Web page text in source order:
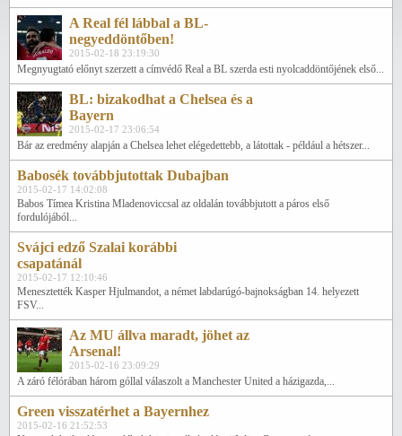
A Real fél lábbal a BL-
negyeddöntőben!
2015-02-18 23:19:30
Megnyugtató előnyt szerzett a címvédő Real a BL szerda esti nyolcaddöntőjének első...
BL: bizakodhat a Chelsea és a
Bayern
2015-02-17 23:06:54
Bár az eredmény alapján a Chelsea lehet elégedettebb, a látottak - például a hétszer...
Babosék továbbjutottak Dubajban
2015-02-17 14:02:08
Babos Tímea Kristina Mladenoviccsal az oldalán továbbjutott a páros első
fordulójából...
Svájci edző Szalai korábbi
csapatánál
2015-02-17 12:10:46
Menesztették Kasper Hjulmandot, a német labdarúgó-bajnokságban 14. helyezett
FSV...
Az MU állva maradt, jöhet az
Arsenal!
2015-02-16 23:09:29
A záró félórában három góllal válaszolt a Manchester United a házigazda,...
Green visszatérhet a Bayernhez
2015-02-16 21:52:53